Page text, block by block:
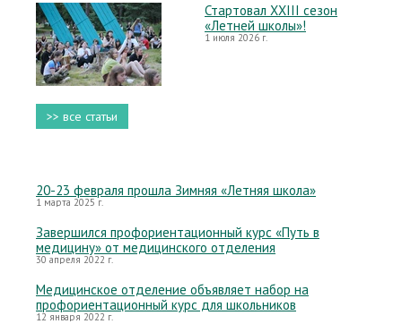
Стартовал XXIII сезон
«Летней школы»!
1 июля 2026 г.
>> все статьи
20-23 февраля прошла Зимняя «Летняя школа»
1 марта 2025 г.
Завершился профориентационный курс «Путь в
медицину» от медицинского отделения
30 апреля 2022 г.
Медицинское отделение объявляет набор на
профориентационный курс для школьников
12 января 2022 г.